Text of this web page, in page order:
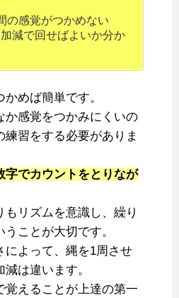
の感覚がつかめない
減で回せばよいか分か
めば簡単です。
か感覚をつかみにくいの
練習をする必要がありま
字でカウントをとりなが
リズムを意識し、繰り
ことが大切です。
によって、縄を1周させ
は違います。
覚えることが上達の第一